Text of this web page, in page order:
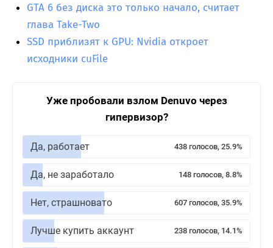
GTA 6 без диска это только начало, считает
глава Take-Two
SSD приблизят к GPU: Nvidia откроет
исходники cuFile
Уже пробовали взлом Denuvo через
гипервизор?
Да, работает 438 голосов, 25.9%
Да, не заработало 148 голосов, 8.8%
Нет, страшновато 607 голосов, 35.9%
Лучше купить аккаунт 238 голосов, 14.1%